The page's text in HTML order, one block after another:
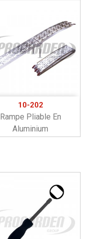
10-202
Rampe Pliable En
Aluminium